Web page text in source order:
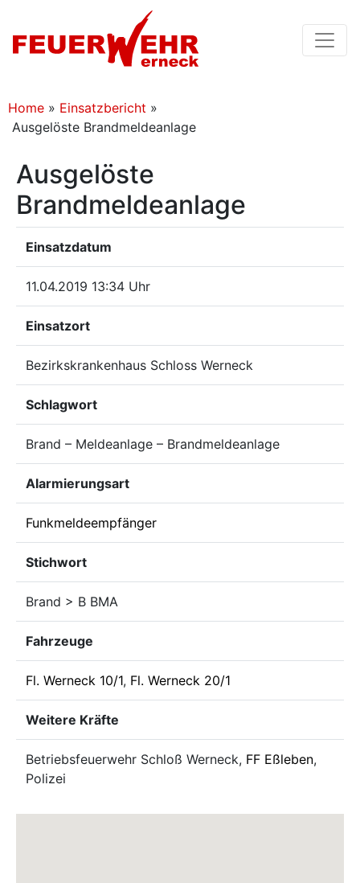
Home » Einsatzbericht »
Ausgelöste Brandmeldeanlage
Ausgelöste
Brandmeldeanlage
Einsatzdatum
11.04.2019 13:34 Uhr
Einsatzort
Bezirkskrankenhaus Schloss Werneck
Schlagwort
Brand – Meldeanlage – Brandmeldeanlage
Alarmierungsart
Funkmeldeempfänger
Stichwort
Brand > B BMA
Fahrzeuge
Fl. Werneck 10/1, Fl. Werneck 20/1
Weitere Kräfte
Betriebsfeuerwehr Schloß Werneck, FF Eßleben,
Polizei